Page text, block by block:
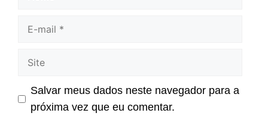
Site
Salvar meus dados neste navegador para a
próxima vez que eu comentar.